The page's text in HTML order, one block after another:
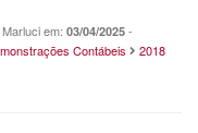
Marluci em: 03/04/2025 -
Contábeis 2018